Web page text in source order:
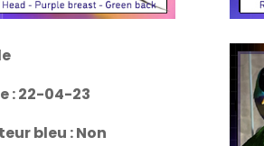
: 22-04-23
bleu : Non